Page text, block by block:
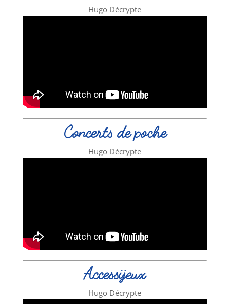
Hugo Décrypte
Concerts de poche
Hugo Décrypte
Accessijeux
Hugo Décrypte